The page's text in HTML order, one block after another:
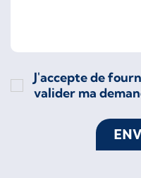
J'accepte de
valider ma